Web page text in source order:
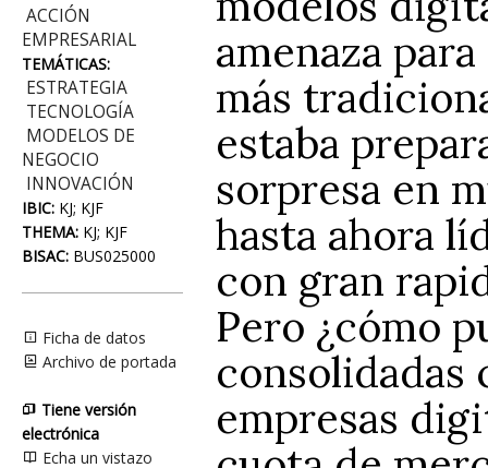
ACCIÓN
EMPRESARIAL
TEMÁTICAS:
ESTRATEGIA
TECNOLOGÍA
MODELOS DE
NEGOCIO
INNOVACIÓN
IBIC: KJ; KJF
THEMA: KJ; KJF
BISAC: BUS025000
Ficha de datos
Archivo de portada
Tiene versión
electrónica
Echa un vistazo
amenaza
más
estaba
sorpresa en
hasta ahora
con gran
Pero ¿cómo
consolidadas
empresas